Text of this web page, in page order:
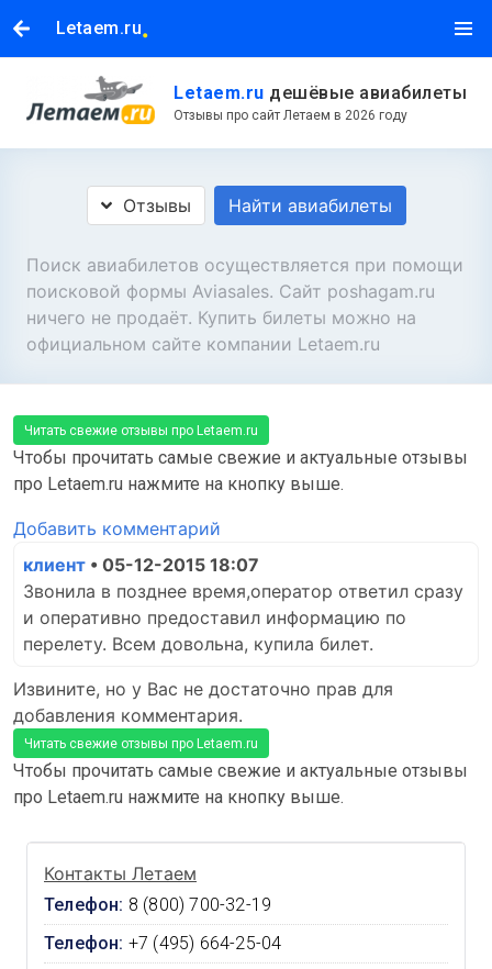
Letaem.ru.
Letaem.ru дешёвые авиабилеты
Отзывы про сайт Летаем в 2026 году
Отзывы Найти авиабилеты
Поиск авиабилетов осуществляется при помощи
поисковой формы Aviasales. Сайт poshagam.ru
ничего не продаёт. Купить билеты можно на
официальном сайте компании Letaem.ru
Читать свежие отзывы про Letaem.ru
Чтобы прочитать самые свежие и актуальные отзывы
про Letaem.ru нажмите на кнопку выше.
Добавить комментарий
клиент • 05-12-2015 18:07
Звонила в позднее время,оператор ответил сразу
и оперативно предоставил информацию по
перелету. Всем довольна, купила билет.
Извините, но у Вас не достаточно прав для
добавления комментария.
Читать свежие отзывы про Letaem.ru
Чтобы прочитать самые свежие и актуальные отзывы
про Letaem.ru нажмите на кнопку выше.
Контакты Летаем
Телефон: 8 (800) 700-32-19
Телефон: +7 (495) 664-25-04